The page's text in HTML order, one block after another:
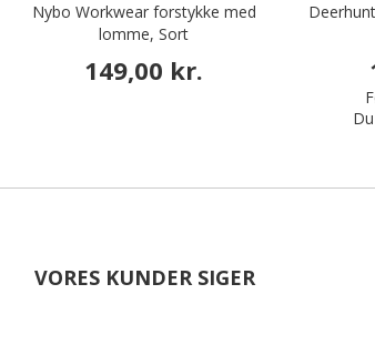
Nybo Workwear forstykke med
lomme, Sort
149,00 kr.
VORES KUNDER SIGER